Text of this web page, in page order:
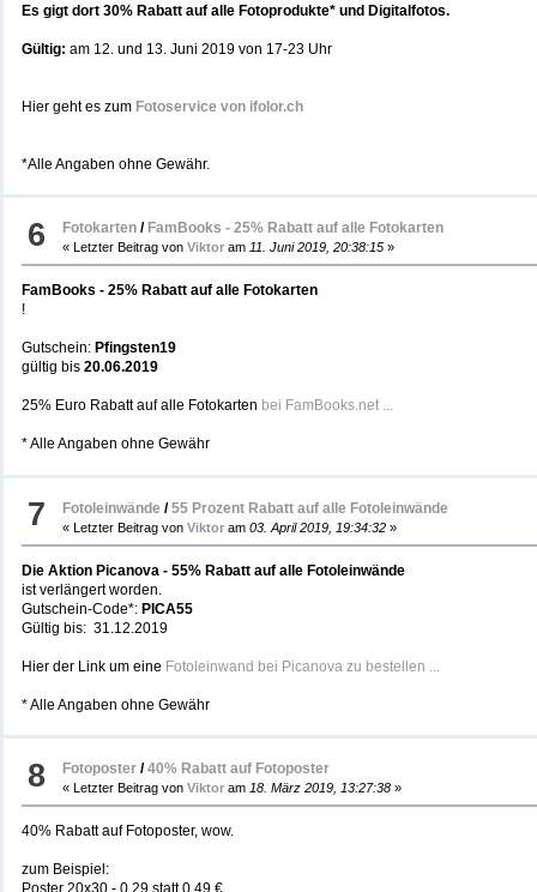
Es gigt dort 30% Rabatt auf alle Fotoprodukte* und Digitalfotos.
Gültig: am 12. und 13. Juni 2019 von 17-23 Uhr
Hier geht es zum Fotoservice von ifolor.ch
*Alle Angaben ohne Gewähr.
6 Fotokarten / FamBooks - 25% Rabatt auf alle Fotokarten
« Letzter Beitrag vonViktor am 11. Juni 2019, 20:38:15 »
FamBooks - 25% Rabatt auf alle Fotokarten
!
Gutschein: Pfingsten19
gültig bis 20.06.2019
25% Euro Rabatt auf alle Fotokarten bei FamBooks.net ...
* Alle Angaben ohne Gewähr
7 Fotoleinwände /55 Prozent Rabatt auf alle Fotoleinwände
« Letzter Beitrag vonViktor am 03. April 2019, 19:34:32 »
Die Aktion Picanova - 55% Rabatt auf alle Fotoleinwände
ist verlängert worden.
Gutschein-Code*: PICA55
Gültig bis: 31.12.2019
Hier der Link um eine Fotoleinwand bei Picanova zu bestellen ...
* Alle Angaben ohne Gewähr
8 Fotoposter /40% Rabatt auf Fotoposter
« Letzter Beitrag vonViktor am 18. März 2019, 13:27:38 »
40% Rabatt auf Fotoposter, wow.
zum Beispiel: